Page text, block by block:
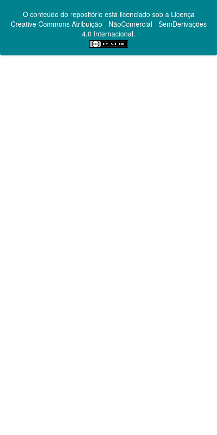
O conteúdo do repositório está licenciado sob a Licença
Creative CommonsAtribuição - NãoComercial - SemDerivações
4.0 Internacional.